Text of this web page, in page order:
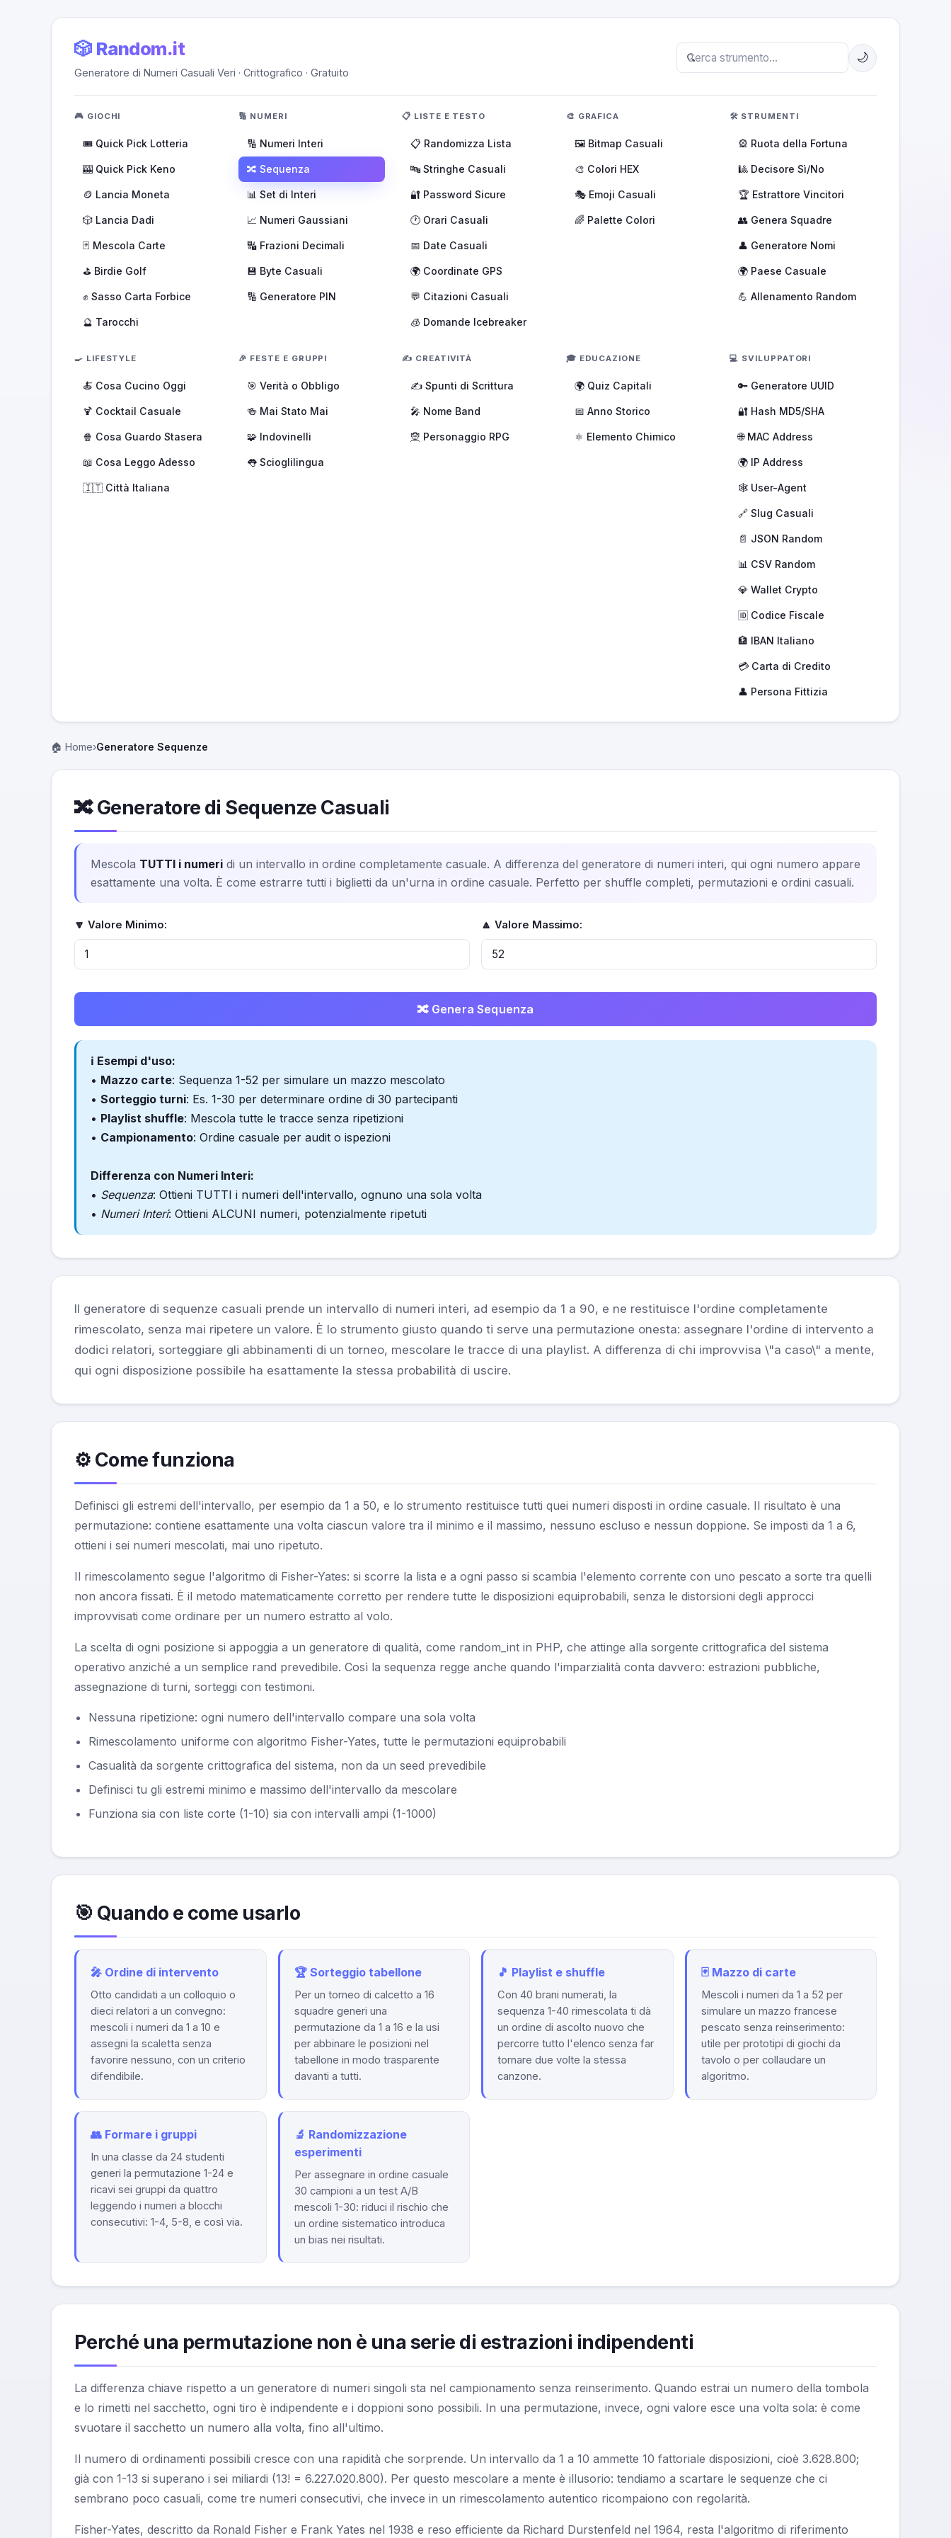
🎲 Random.it
Generatore di Numeri Casuali Veri · Crittografico · Gratuito
🌙
🎮 GIOCHI
🎟️ Quick Pick Lotteria
🎰 Quick Pick Keno
🪙 Lancia Moneta
🎲 Lancia Dadi
🃏 Mescola Carte
⛳ Birdie Golf
✊ Sasso Carta Forbice
🔮 Tarocchi
🔢 NUMERI
🔢 Numeri Interi
🔀 Sequenza
📊 Set di Interi
📈 Numeri Gaussiani
🔣 Frazioni Decimali
💾 Byte Casuali
🔢 Generatore PIN
📋 LISTE E TESTO
📋 Randomizza Lista
🔤 Stringhe Casuali
🔐 Password Sicure
🕐 Orari Casuali
📅 Date Casuali
🌍 Coordinate GPS
💬 Citazioni Casuali
🧊 Domande Icebreaker
🎨 GRAFICA
🖼️ Bitmap Casuali
🎨 Colori HEX
🎭 Emoji Casuali
🌈 Palette Colori
🛠️ STRUMENTI
🎡 Ruota della Fortuna
🎱 Decisore Sì/No
🏆 Estrattore Vincitori
👥 Genera Squadre
👤 Generatore Nomi
🌍 Paese Casuale
💪 Allenamento Random
🍳 LIFESTYLE
🍝 Cosa Cucino Oggi
🍹 Cocktail Casuale
🍿 Cosa Guardo Stasera
📖 Cosa Leggo Adesso
🇮🇹 Città Italiana
🎉 FESTE E GRUPPI
🎯 Verità o Obbligo
🍻 Mai Stato Mai
🧩 Indovinelli
👅 Scioglilingua
✍️ CREATIVITÀ
✍️ Spunti di Scrittura
🎤 Nome Band
🧝 Personaggio RPG
🎓 EDUCAZIONE
🌍 Quiz Capitali
📅 Anno Storico
⚛️ Elemento Chimico
💻 SVILUPPATORI
🔑 Generatore UUID
🔐 Hash MD5/SHA
🌐 MAC Address
🌍 IP Address
🕸️ User-Agent
🔗 Slug Casuali
📄 JSON Random
📊 CSV Random
💎 Wallet Crypto
🆔 Codice Fiscale
🏦 IBAN Italiano
💳 Carta di Credito
👤 Persona Fittizia
🏠 Home›Generatore Sequenze
🔀 Generatore di Sequenze Casuali
Mescola TUTTI i numeri di un intervallo in ordine completamente casuale. A differenza del generatore di numeri interi, qui ogni numero appare
esattamente una volta. È come estrarre tutti i biglietti da un'urna in ordine casuale. Perfetto per shuffle completi, permutazioni e ordini casuali.
🔽 Valore Minimo: 🔼 Valore Massimo:
🔀 Genera Sequenza
ℹ️ Esempi d'uso:
• Mazzo carte: Sequenza 1-52 per simulare un mazzo mescolato
• Sorteggio turni: Es. 1-30 per determinare ordine di 30 partecipanti
• Playlist shuffle: Mescola tutte le tracce senza ripetizioni
• Campionamento: Ordine casuale per audit o ispezioni
Differenza con Numeri Interi:
• Sequenza: Ottieni TUTTI i numeri dell'intervallo, ognuno una sola volta
• Numeri Interi: Ottieni ALCUNI numeri, potenzialmente ripetuti
Il generatore di sequenze casuali prende un intervallo di numeri interi, ad esempio da 1 a 90, e ne restituisce l'ordine completamente
rimescolato, senza mai ripetere un valore. È lo strumento giusto quando ti serve una permutazione onesta: assegnare l'ordine di intervento a
dodici relatori, sorteggiare gli abbinamenti di un torneo, mescolare le tracce di una playlist. A differenza di chi improvvisa \"a caso\" a mente,
qui ogni disposizione possibile ha esattamente la stessa probabilità di uscire.
⚙️ Come funziona
Definisci gli estremi dell'intervallo, per esempio da 1 a 50, e lo strumento restituisce tutti quei numeri disposti in ordine casuale. Il risultato è una
permutazione: contiene esattamente una volta ciascun valore tra il minimo e il massimo, nessuno escluso e nessun doppione. Se imposti da 1 a 6,
ottieni i sei numeri mescolati, mai uno ripetuto.
Il rimescolamento segue l'algoritmo di Fisher-Yates: si scorre la lista e a ogni passo si scambia l'elemento corrente con uno pescato a sorte tra quelli
non ancora fissati. È il metodo matematicamente corretto per rendere tutte le disposizioni equiprobabili, senza le distorsioni degli approcci
improvvisati come ordinare per un numero estratto al volo.
La scelta di ogni posizione si appoggia a un generatore di qualità, come random_int in PHP, che attinge alla sorgente crittografica del sistema
operativo anziché a un semplice rand prevedibile. Così la sequenza regge anche quando l'imparzialità conta davvero: estrazioni pubbliche,
assegnazione di turni, sorteggi con testimoni.
Nessuna ripetizione: ogni numero dell'intervallo compare una sola volta
Rimescolamento uniforme con algoritmo Fisher-Yates, tutte le permutazioni equiprobabili
Casualità da sorgente crittografica del sistema, non da un seed prevedibile
Definisci tu gli estremi minimo e massimo dell'intervallo da mescolare
Funziona sia con liste corte (1-10) sia con intervalli ampi (1-1000)
🎯 Quando e come usarlo
🎤 Ordine di intervento
Otto candidati a un colloquio o
dieci relatori a un convegno:
mescoli i numeri da 1 a 10 e
assegni la scaletta senza
favorire nessuno, con un criterio
difendibile.
🏆 Sorteggio tabellone
Per un torneo di calcetto a 16
squadre generi una
permutazione da 1 a 16 e la usi
per abbinare le posizioni nel
tabellone in modo trasparente
davanti a tutti.
🎵 Playlist e shuffle
Con 40 brani numerati, la
sequenza 1-40 rimescolata ti dà
un ordine di ascolto nuovo che
percorre tutto l'elenco senza far
tornare due volte la stessa
canzone.
🃏 Mazzo di carte
Mescoli i numeri da 1 a 52 per
simulare un mazzo francese
pescato senza reinserimento:
utile per prototipi di giochi da
tavolo o per collaudare un
algoritmo.
👥 Formare i gruppi
In una classe da 24 studenti
generi la permutazione 1-24 e
ricavi sei gruppi da quattro
leggendo i numeri a blocchi
consecutivi: 1-4, 5-8, e così via.
🔬 Randomizzazione
esperimenti
Per assegnare in ordine casuale
30 campioni a un test A/B
mescoli 1-30: riduci il rischio che
un ordine sistematico introduca
un bias nei risultati.
Perché una permutazione non è una serie di estrazioni indipendenti
La differenza chiave rispetto a un generatore di numeri singoli sta nel campionamento senza reinserimento. Quando estrai un numero della tombola
e lo rimetti nel sacchetto, ogni tiro è indipendente e i doppioni sono possibili. In una permutazione, invece, ogni valore esce una volta sola: è come
svuotare il sacchetto un numero alla volta, fino all'ultimo.
Il numero di ordinamenti possibili cresce con una rapidità che sorprende. Un intervallo da 1 a 10 ammette 10 fattoriale disposizioni, cioè 3.628.800;
già con 1-13 si superano i sei miliardi (13! = 6.227.020.800). Per questo mescolare a mente è illusorio: tendiamo a scartare le sequenze che ci
sembrano poco casuali, come tre numeri consecutivi, che invece in un rimescolamento autentico ricompaiono con regolarità.
Fisher-Yates, descritto da Ronald Fisher e Frank Yates nel 1938 e reso efficiente da Richard Durstenfeld nel 1964, resta l'algoritmo di riferimento